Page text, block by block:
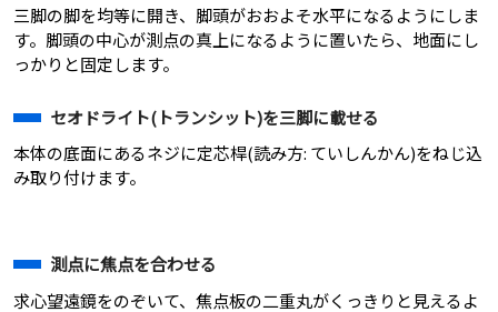
三脚の脚を均等に開き、脚頭がおおよそ水平になるようにしま
す。脚頭の中心が測点の真上になるように置いたら、地面にし
っかりと固定します。
セオドライト(トランシット)を三脚に載せる
本体の底面にあるネジに定芯桿(読み方: ていしんかん)をねじ込
み取り付けます。
測点に焦点を合わせる
求心望遠鏡をのぞいて、焦点板の二重丸がくっきりと見えるよ